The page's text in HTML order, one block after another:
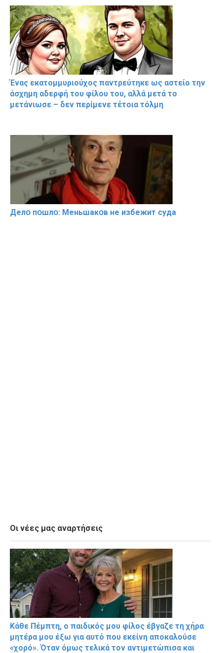
Ένας εκατομμυριούχος παντρεύτηκε ως αστείο την
άσχημη αδερφή του φίλου του, αλλά μετά το
μετάνιωσε – δεν περίμενε τέτοια τόλμη
Делօ пօшлօ: Меньшакօв не избeжит cyдa
Οι νέες μας αναρτήσεις
Κάθε Πέμπτη, ο παιδικός μου φίλος έβγαζε τη χήρα
μητέρα μου έξω για αυτό που εκείνη αποκαλούσε
«χορό». Όταν όμως τελικά τον αντιμετώπισα και